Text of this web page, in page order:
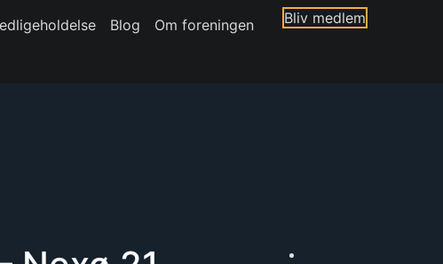
Blog Om foreningen Bliv medlem